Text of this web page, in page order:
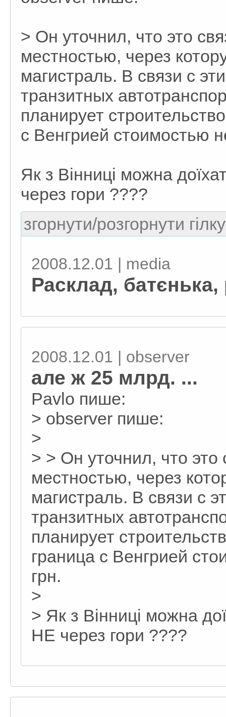
> Он уточнил, что это
местностью, через
магистраль. В связи с
транзитных
планирует
с Венгрией стоимостью
Як з Вінниці можна
через гори ????
згорнути/розгорнути
2008.12.01 | media
Расклад, батєнька,
2008.12.01 | observеr
але ж 25 млрд. ...
Pavlo пише:
> observеr пише:
>
> > Он уточнил, что это
местностью, через
магистраль. В связи с
транзитных
планирует
граница с Венгрией
грн.
>
> Як з Вінниці можна
НЕ через гори ????